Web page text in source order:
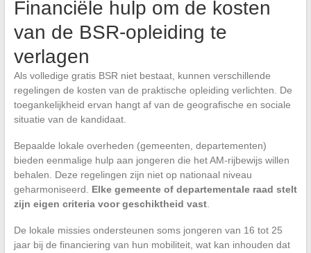
Financiële hulp om de kosten
van de BSR-opleiding te
verlagen
Als volledige gratis BSR niet bestaat, kunnen verschillende
regelingen de kosten van de praktische opleiding verlichten. De
toegankelijkheid ervan hangt af van de geografische en sociale
situatie van de kandidaat.
Bepaalde lokale overheden (gemeenten, departementen)
bieden eenmalige hulp aan jongeren die het AM-rijbewijs willen
behalen. Deze regelingen zijn niet op nationaal niveau
geharmoniseerd. Elke gemeente of departementale raad stelt
zijn eigen criteria voor geschiktheid vast.
De lokale missies ondersteunen soms jongeren van 16 tot 25
jaar bij de financiering van hun mobiliteit, wat kan inhouden dat